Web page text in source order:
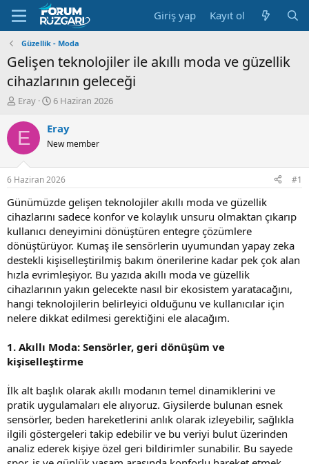
Giriş yap Kayıt ol
Güzellik - Moda
Gelişen teknolojiler ile akıllı moda ve güzellik
cihazlarının geleceği
K
n
u
u
B
a
ş
a
t
a
n
Eray
B
ş
a
g
ı
ç
a
r
i
h
i
6 Haziran 2026
E Eray
New member
6 Haziran 2026 #1
Günümüzde gelişen teknolojiler akıllı moda ve güzellik
cihazlarını sadece konfor ve kolaylık unsuru olmaktan çıkarıp
kullanıcı deneyimini dönüştüren entegre çözümlere
dönüştürüyor. Kumaş ile sensörlerin uyumundan yapay zeka
destekli kişiselleştirilmiş bakım önerilerine kadar pek çok alan
hızla evrimleşiyor. Bu yazıda akıllı moda ve güzellik
cihazlarının yakın gelecekte nasıl bir ekosistem yaratacağını,
hangi teknolojilerin belirleyici olduğunu ve kullanıcılar için
nelere dikkat edilmesi gerektiğini ele alacağım.
1. Akıllı Moda: Sensörler, geri dönüşüm ve
kişiselleştirme
İlk alt başlık olarak akıllı modanın temel dinamiklerini ve
pratik uygulamaları ele alıyoruz. Giysilerde bulunan esnek
sensörler, beden hareketlerini anlık olarak izleyebilir, sağlıkla
ilgili göstergeleri takip edebilir ve bu veriyi bulut üzerinden
analiz ederek kişiye özel geri bildirimler sunabilir. Bu sayede